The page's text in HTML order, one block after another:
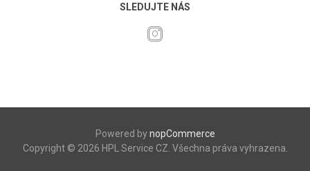
SLEDUJTE NÁS
Powered bynopCommerce
Copyright © 2026 HPL Service CZ. Všechna práva vyhrazena.